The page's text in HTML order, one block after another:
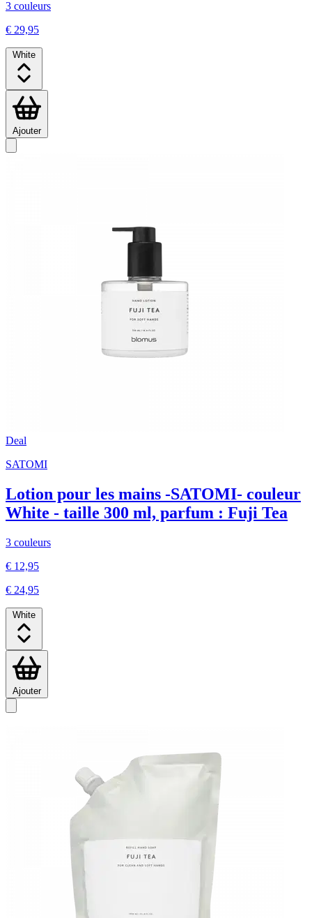
3 couleurs
€ 29,95
White
Ajouter
Deal
SATOMI
Lotion pour les mains -SATOMI- couleur
White - taille 300 ml, parfum : Fuji Tea
3 couleurs
€ 12,95
€ 24,95
White
Ajouter